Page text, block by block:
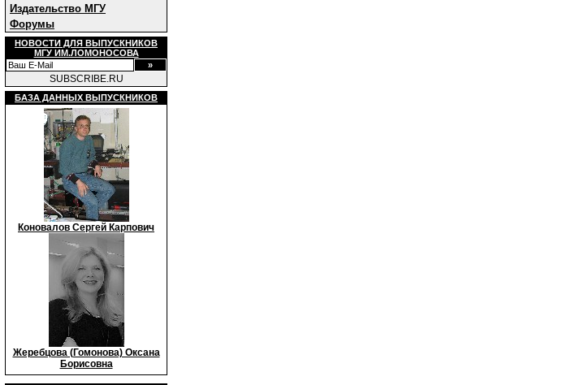
Издательство МГУ
Форумы
НОВОСТИ ДЛЯ ВЫПУСКНИКОВ
МГУ ИМ.ЛОМОНОСОВА
SUBSCRIBE.RU
БАЗА ДАННЫХ ВЫПУСКНИКОВ
Коновалов Сергей Карпович
Жеребцова (Гомонова) Оксана
Борисовна